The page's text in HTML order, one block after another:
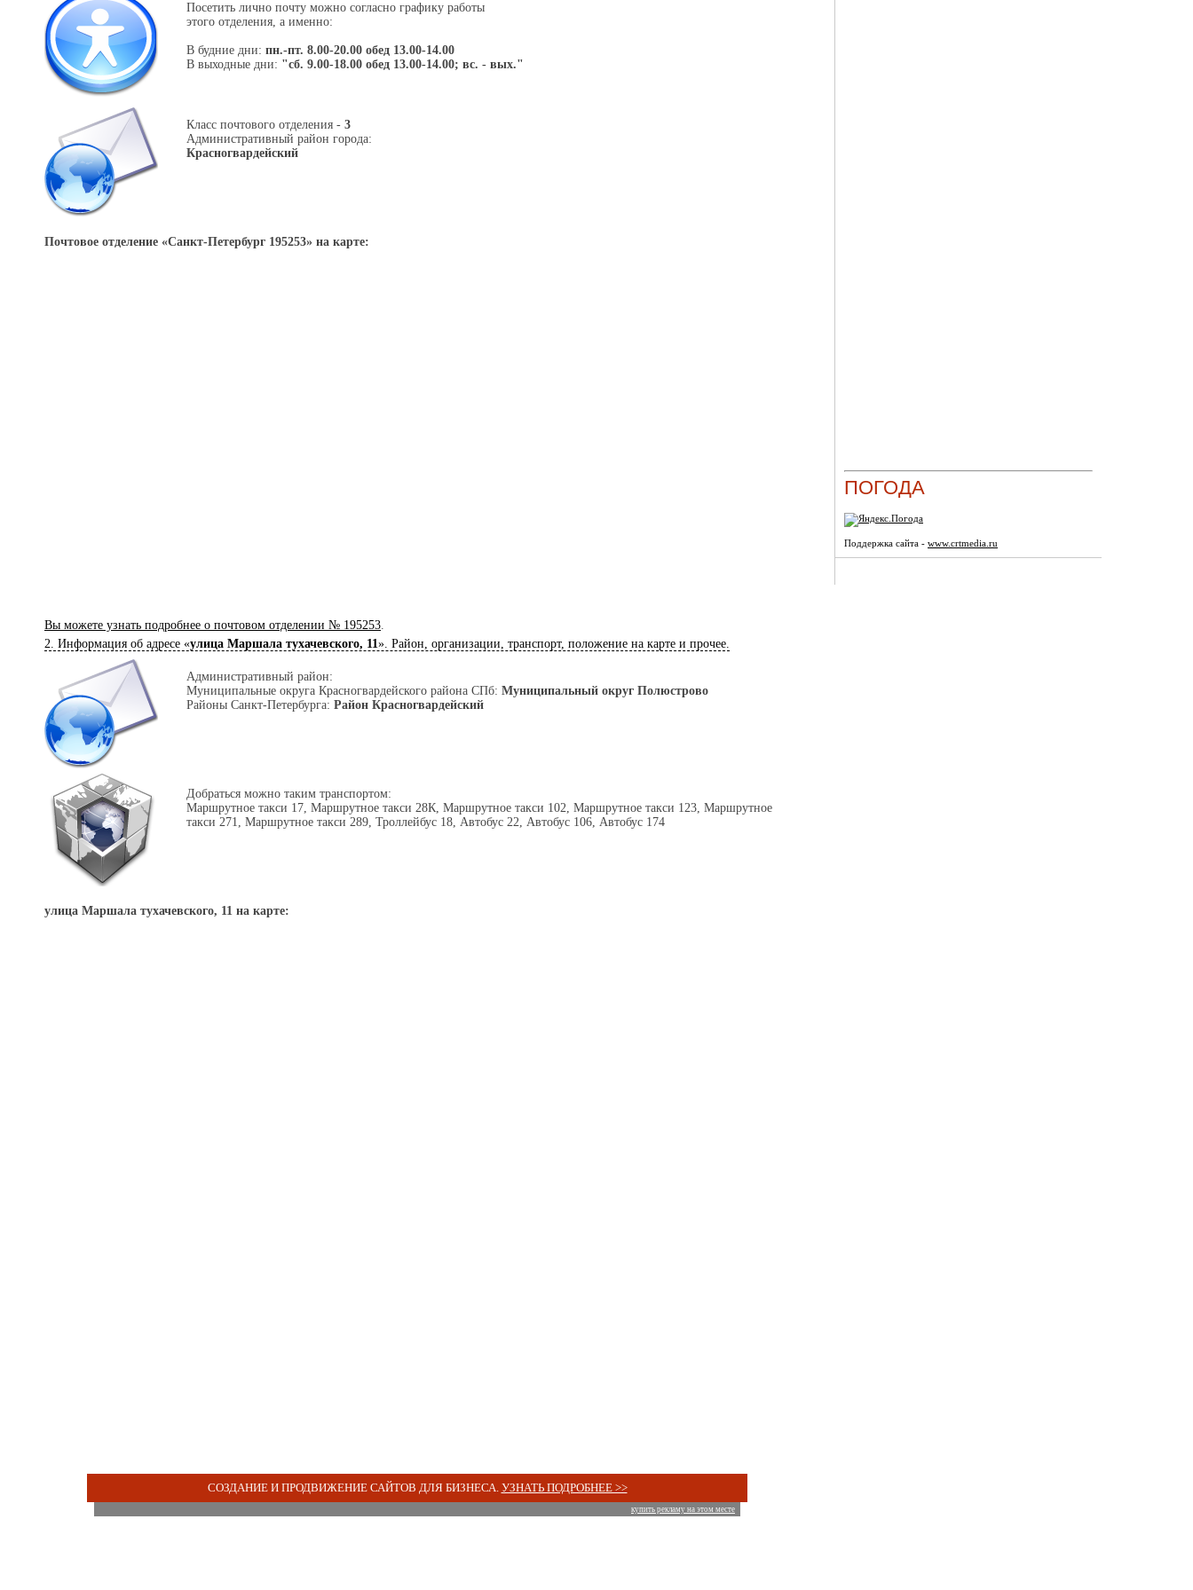
ПОГОДА
Поддержка сайта - www.crtmedia.ru
Посетить лично почту можно согласно графику работы
этого отделения, а именно:
В будние дни: пн.-пт. 8.00-20.00 обед 13.00-14.00
В выходные дни: "сб. 9.00-18.00 обед 13.00-14.00; вс. - вых."
Класс почтового отделения - 3
Административный район города:
Красногвардейский
Почтовое отделение «Санкт-Петербург 195253» на карте:
Вы можете узнать подробнее о почтовом отделении № 195253.
2. Информация об адресе «улица Маршала тухачевского, 11». Район, организации, транспорт, положение на карте и прочее.
Административный район:
Муниципальные округа Красногвардейского района СПб: Муниципальный округ Полюстрово
Районы Санкт-Петербурга: Район Красногвардейский
Добраться можно таким транспортом:
Маршрутное такси 17, Маршрутное такси 28К, Маршрутное такси 102, Маршрутное такси 123, Маршрутное
такси 271, Маршрутное такси 289, Троллейбус 18, Автобус 22, Автобус 106, Автобус 174
улица Маршала тухачевского, 11 на карте:
СОЗДАНИЕ И ПРОДВИЖЕНИЕ САЙТОВ ДЛЯ БИЗНЕСА. УЗНАТЬ ПОДРОБНЕЕ >>
купить рекламу на этом месте